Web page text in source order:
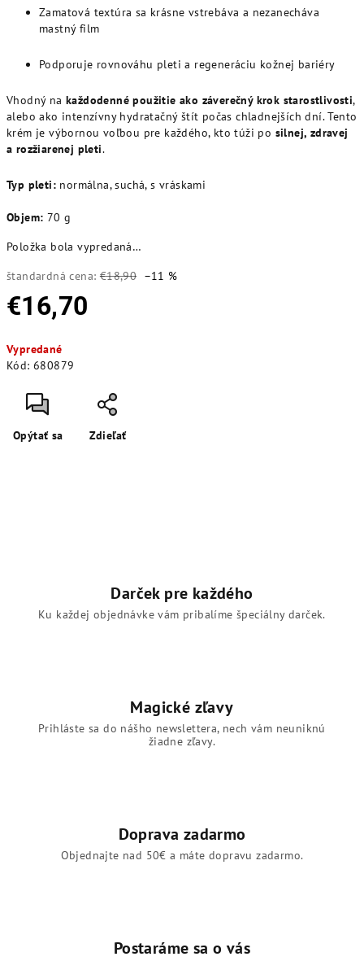
Zamatová textúra sa krásne vstrebáva a nezanecháva
mastný film
Podporuje rovnováhu pleti a regeneráciu kožnej bariéry
Vhodný na každodenné použitie ako záverečný krok starostlivosti,
alebo ako intenzívny hydratačný štít počas chladnejších dní. Tento
krém je výbornou voľbou pre každého, kto túži po silnej, zdravej
a rozžiarenej pleti.
Typ pleti: normálna, suchá, s vráskami
Objem: 70 g
Položka bola vypredaná…
štandardná cena: €18,90 –11 %
€16,70
cena:
Vypredané
Kód: 680879
Opýtať sa Zdieľať
Darček pre každého
Ku každej objednávke vám pribalíme špeciálny darček.
Magické zľavy
Prihláste sa do nášho newslettera, nech vám neuniknú
žiadne zľavy.
Doprava zadarmo
Objednajte nad 50€ a máte dopravu zadarmo.
Postaráme sa o vás